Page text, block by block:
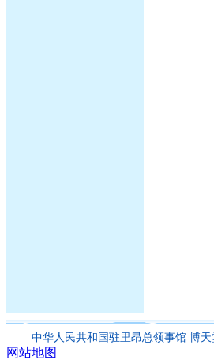
中华人民共和国驻里昂总领事馆 博
网站地图